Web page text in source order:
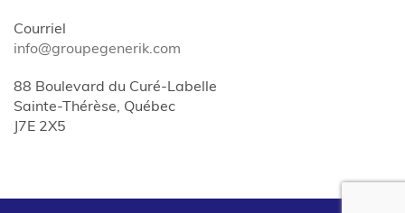
Courriel
info@groupegenerik.com
88 Boulevard du Curé-Labelle
Sainte-Thérèse, Québec
J7E 2X5